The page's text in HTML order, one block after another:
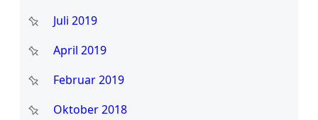
Juli 2019
April 2019
Februar 2019
Oktober 2018